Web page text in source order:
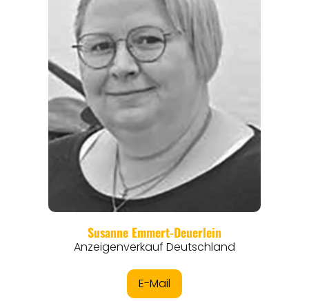
EVENTS
REISEFÜHRER
REISEMAGAZINE
THEMEN